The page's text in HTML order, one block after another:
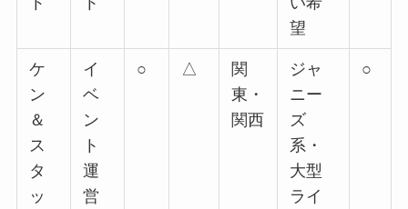
望
ケ
ン
＆
ス
タ
ッ
イ
ベ
ン
ト
運
営
○ △
関
東・
関西
ジャ
ニー
ズ
系・
大型
ライ
○